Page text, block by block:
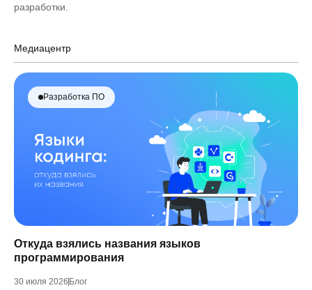
разработки.
Медиацентр
Разработка ПО
Откуда взялись названия языков
программирования
30 июля 2026 Блог